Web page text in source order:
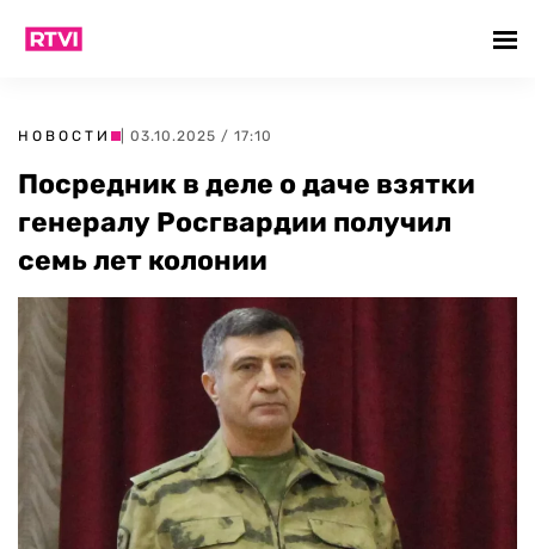
НОВОСТИ | 03.10.2025 / 17:10
Посредник в деле о даче взятки
генералу Росгвардии получил
семь лет колонии